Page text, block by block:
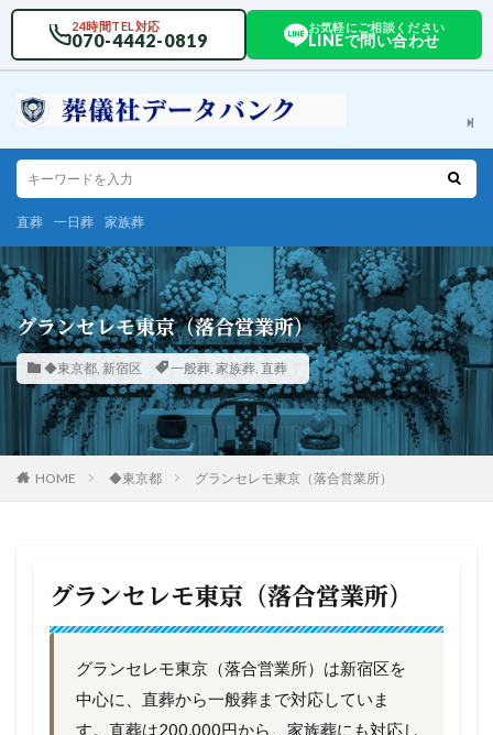
24時間TEL対応
070-4442-0819
お気軽にご相談ください
LINEで問い合わせ
直葬 一日葬 家族葬
グランセレモ東京（落合営業所）
◆東京都, 新宿区 一般葬, 家族葬, 直葬
HOME ◆東京都 グランセレモ東京（落合営業所）
グランセレモ東京（落合営業所）
グランセレモ東京（落合営業所）は新宿区を
中心に、直葬から一般葬まで対応していま
す。直葬は200,000円から、家族葬にも対応し